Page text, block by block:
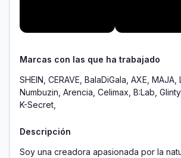
Marcas con las que ha trabajado
SHEIN, CERAVE, BalaDiGala, AXE, MAJA,
Numbuzin, Arencia, Celimax, B:Lab,
K-Secret,
Descripción
Soy una creadora apasionada por la